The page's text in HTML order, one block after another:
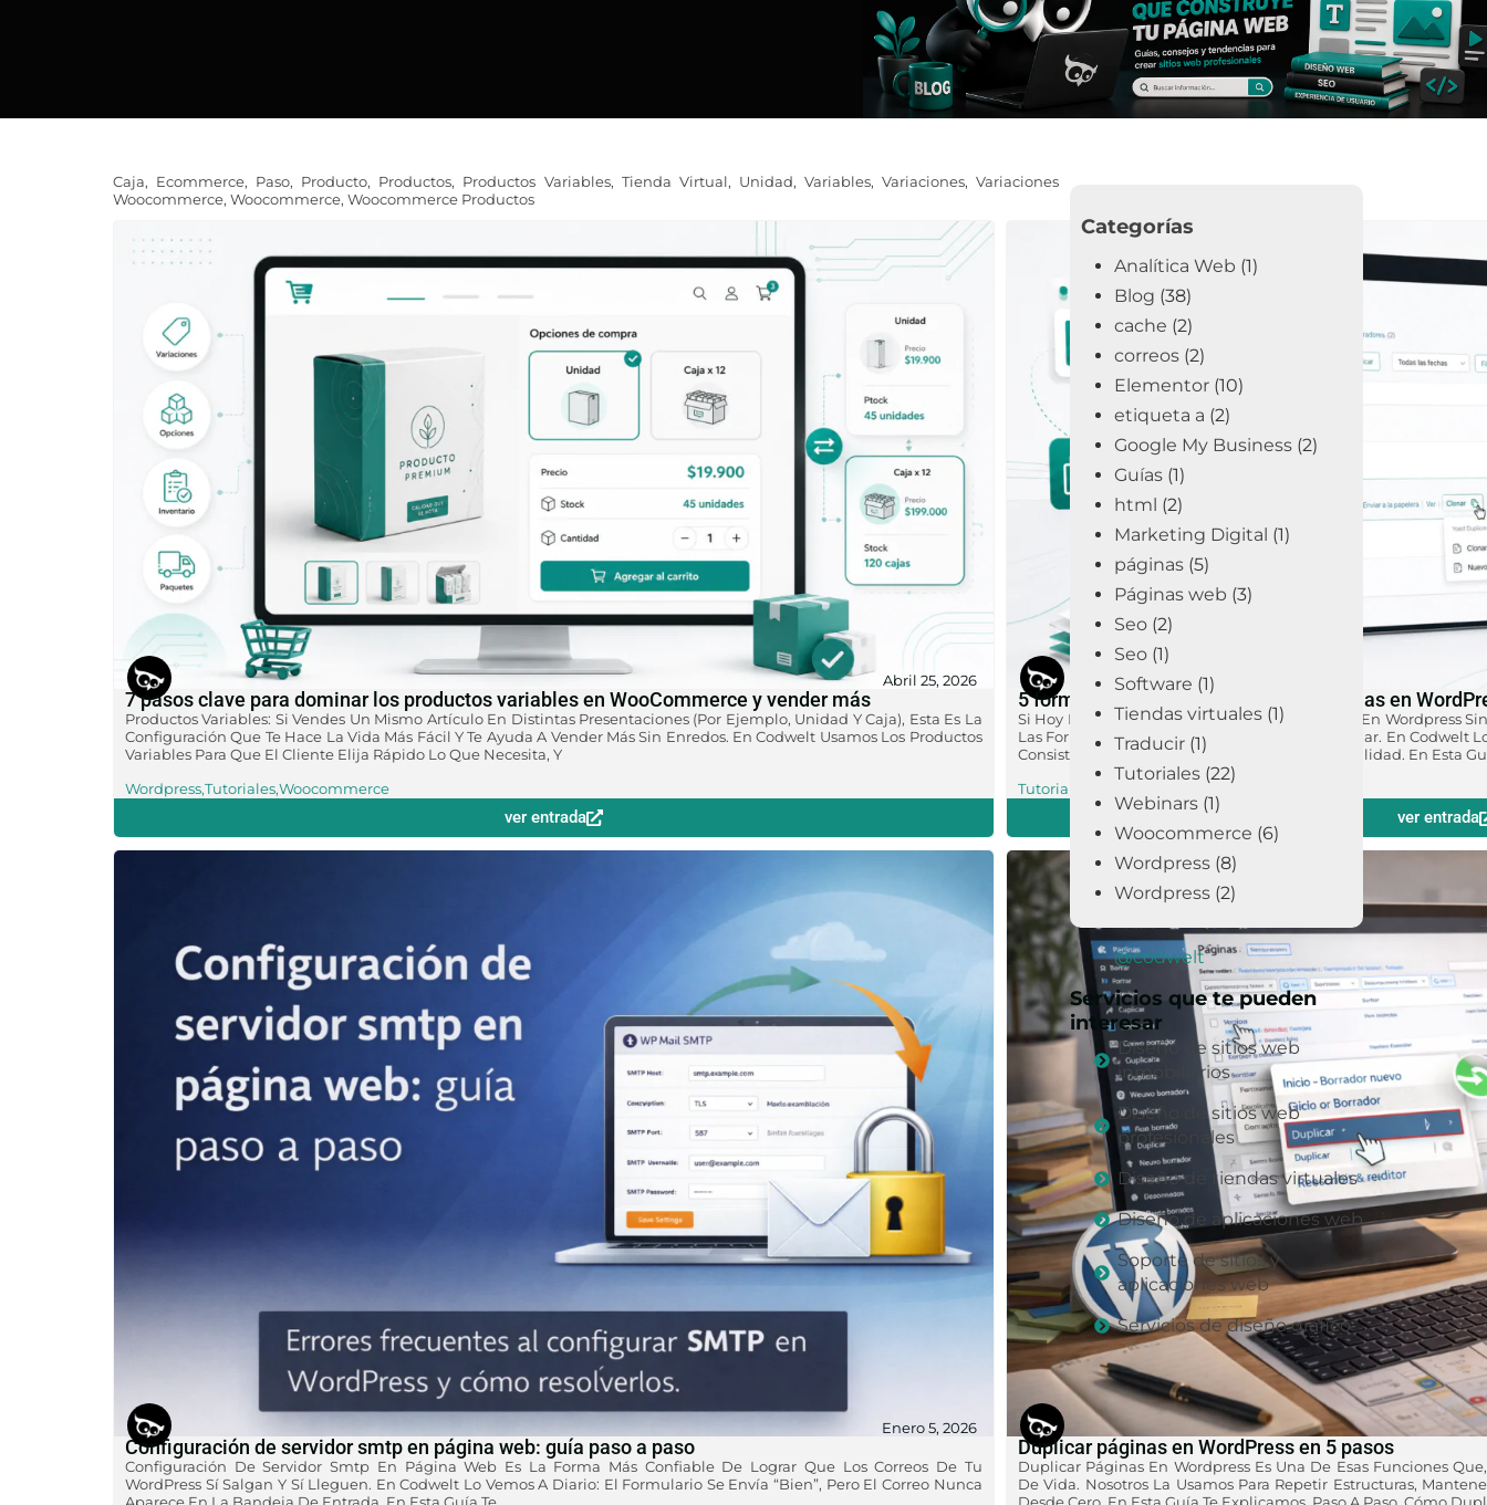
Caja, Ecommerce, Paso, Producto, Productos, Productos Variables, Tienda Virtual, Unidad, Variables,Variaciones,Variaciones
Woocommerce, Woocommerce, Woocommerce Productos
Abril 25, 2026
7 pasos clave para dominar los productos variables en WooCommerce y vender más
Productos Variables: Si Vendes Un Mismo Artículo En Distintas Presentaciones (por Ejemplo, Unidad Y Caja), Esta Es La
Configuración Que Te Hace La Vida Más Fácil Y Te Ayuda A Vender Más Sin Enredos. En Codwelt Usamos Los Productos
Variables Para Que El Cliente Elija Rápido Lo Que Necesita, Y
Wordpress,Tutoriales,Woocommerce
ver entrada
5 formas inteligentes de duplicar páginas en
Si Hoy Estás Tratando De Crea Una Sub Página En Wordpress
Las Formas Más Rápidas Y Ordenadas De Avanzar. En Codwelt
Consistente Y Acelerar Entregas Sin Sacrificar Calidad. En Esta
Tutoriales
ver entrada
Enero 5, 2026
Configuración de servidor smtp en página web: guía paso a paso
Configuración De Servidor Smtp En Página Web Es La Forma Más Confiable De Lograr Que Los Correos De Tu
WordPress Sí Salgan Y Sí Lleguen. En Codwelt Lo Vemos A Diario: El Formulario Se Envía “bien”, Pero El Correo Nunca
Duplicar páginas en WordPress en 5 pasos
Duplicar Páginas En Wordpress Es Una De Esas Funciones
De Vida. Nosotros La Usamos Para Repetir Estructuras,
Categorías
Analítica Web (1)
Blog (38)
cache (2)
correos (2)
Elementor (10)
etiqueta a (2)
Google My Business (2)
Guías (1)
html (2)
Marketing Digital (1)
páginas (5)
Páginas web (3)
Seo (2)
Seo (1)
Software (1)
Tiendas virtuales (1)
Traducir (1)
Tutoriales (22)
Webinars (1)
Woocommerce (6)
Wordpress (8)
Wordpress (2)
@codwelt
Servicios que te pueden
interesar
Diseño de sitios web
inmobiliarios
Diseño de sitios web
profesionales
Diseño de tiendas virtuales
Diseño de aplicaciones web
Soporte de sitios y
aplicaciones web
Servicios de diseño gráfico